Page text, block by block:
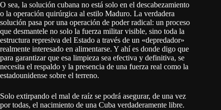
O sea, la solución cubana no está solo en el descabezamiento
o la operación quirúrgica al estilo Maduro. La verdadera
solución pasa por una operación de poder radical: un proceso
que desmantele no solo la fuerza militar visible, sino toda la
estructura represiva del Estado a través de un «depredador»
realmente interesado en alimentarse. Y ahí es donde digo que
para garantizar que esa limpieza sea efectiva y definitiva, se
necesita el respaldo y la presencia de una fuerza real como la
estadounidense sobre el terreno.
Solo extirpando el mal de raíz se podrá asegurar, de una vez
por todas, el nacimiento de una Cuba verdaderamente libre.